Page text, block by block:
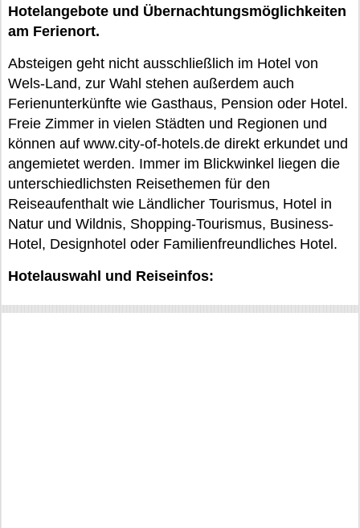
Hotelangebote und Übernachtungsmöglichkeiten
am Ferienort.
Absteigen geht nicht ausschließlich im Hotel von
Wels-Land, zur Wahl stehen außerdem auch
Ferienunterkünfte wie Gasthaus, Pension oder Hotel.
Freie Zimmer in vielen Städten und Regionen und
können auf www.city-of-hotels.de direkt erkundet und
angemietet werden. Immer im Blickwinkel liegen die
unterschiedlichsten Reisethemen für den
Reiseaufenthalt wie Ländlicher Tourismus, Hotel in
Natur und Wildnis, Shopping-Tourismus, Business-
Hotel, Designhotel oder Familienfreundliches Hotel.
Hotelauswahl und Reiseinfos: